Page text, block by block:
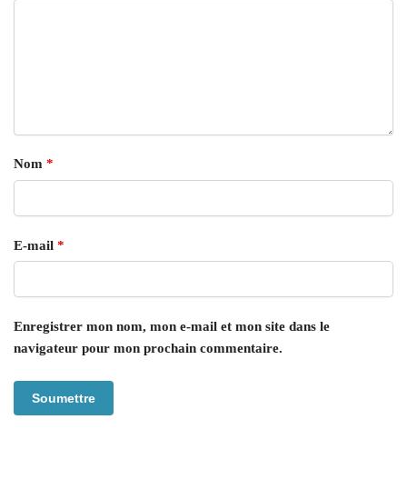
Nom *
E-mail *
Enregistrer mon nom, mon e-mail et mon site dans le
navigateur pour mon prochain commentaire.